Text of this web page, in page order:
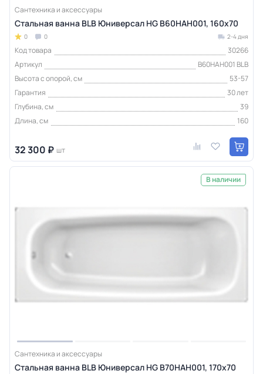
Сантехника и аксессуары
Стальная ванна BLB Юниверсал HG B60HAH001, 160х70
0 0 2-4 дня
Код товара
30266
Артикул
B60HAH001 BLB
Высота с опорой, см
53-57
Гарантия
30 лет
Глубина, см
39
Длина, см
160
32 300 ₽ шт
В наличии
Сантехника и аксессуары
Стальная ванна BLB Юниверсал HG B70HAH001, 170х70